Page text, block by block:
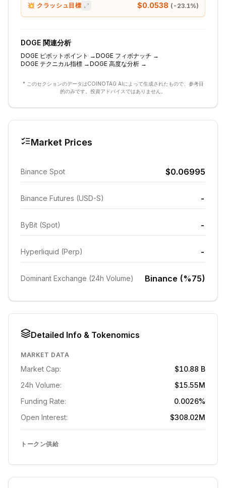
💥 クラッシュ目標 $0.0538 ( -23.1%)
DOGE 関連分析
DOGE ピボットポイント →DOGE フィボナッチ →
DOGE テクニカル指標 →DOGE 高度な分析 →
* このセクションのデータはCOINOTAG AIによって生成されたもので、参考目
的のみです。投資アドバイスではありません。
Market Prices
Binance Spot $0.06995
Binance Futures (USD-S) -
ByBit (Spot) -
Hyperliquid (Perp) -
Dominant Exchange (24h Volume) Binance (%75)
Detailed Info & Tokenomics
MARKET DATA
Market Cap:
$10.88 B
24h Volume:
$15.55M
Funding Rate:
0.0026%
Open Interest:
$308.02M
トークン供給